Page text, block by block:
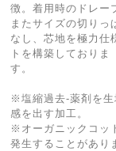
徴。着用時のドレー
またサイズの切りっ
なし、芯地を極力仕
トを構築しておりま
す。
※塩縮過去-薬剤を生
感を出す加工。
※オーガニックコッ
発生することがあり